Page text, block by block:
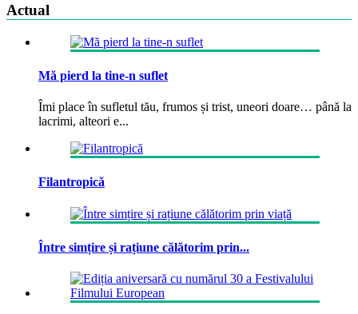
Actual
Mă pierd la tine-n suflet
Îmi place în sufletul tău, frumos și trist, uneori doare… până la
lacrimi, alteori e...
Filantropică
Între simțire și rațiune călătorim prin...